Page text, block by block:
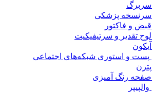
سربرگ
سرنسخه پزشکی
قبض و فاکتور
لوح تقدیر و سرتیفیکیت
آیکون
پست و استوری شبکه‌های اجتماعی
پترن
صفحه رنگ آمیزی
والپیپر